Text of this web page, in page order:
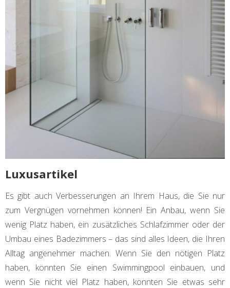
Luxusartikel
Es gibt auch Verbesserungen an Ihrem Haus, die Sie nur
zum Vergnügen vornehmen können! Ein Anbau, wenn Sie
wenig Platz haben, ein zusätzliches Schlafzimmer oder der
Umbau eines Badezimmers – das sind alles Ideen, die Ihren
Alltag angenehmer machen. Wenn Sie den nötigen Platz
haben, könnten Sie einen Swimmingpool einbauen, und
wenn Sie nicht viel Platz haben, könnten Sie etwas sehr